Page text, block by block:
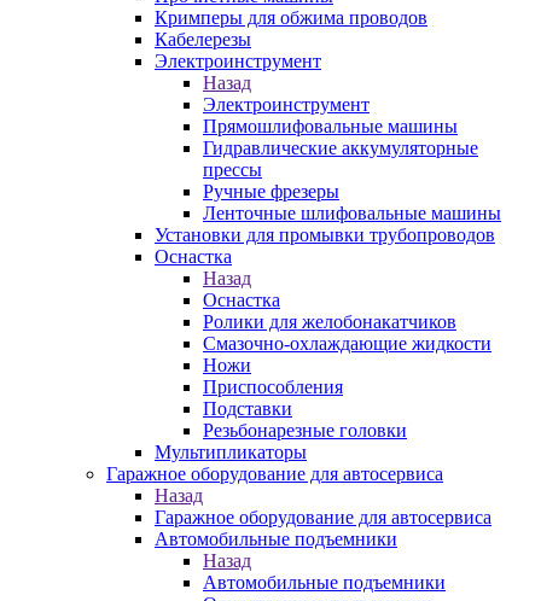
Кримперы для обжима проводов
Кабелерезы
Электроинструмент
Назад
Электроинструмент
Прямошлифовальные машины
Гидравлические аккумуляторные
прессы
Ручные фрезеры
Ленточные шлифовальные машины
Установки для промывки трубопроводов
Оснастка
Назад
Оснастка
Ролики для желобонакатчиков
Смазочно-охлаждающие жидкости
Ножи
Приспособления
Подставки
Резьбонарезные головки
Мультипликаторы
Гаражное оборудование для автосервиса
Назад
Гаражное оборудование для автосервиса
Автомобильные подъемники
Назад
Автомобильные подъемники